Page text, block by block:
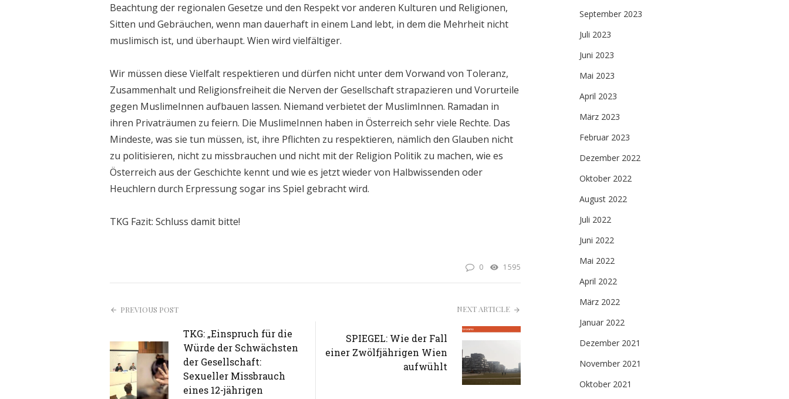
Beachtung der regionalen Gesetze und den Respekt vor anderen Kulturen und Religionen,
Sitten und Gebräuchen, wenn man dauerhaft in einem Land lebt, in dem die Mehrheit nicht
muslimisch ist, und überhaupt. Wien wird vielfältiger.
Wir müssen diese Vielfalt respektieren und dürfen nicht unter dem Vorwand von Toleranz,
Zusammenhalt und Religionsfreiheit die Nerven der Gesellschaft strapazieren und Vorurteile
gegen MuslimeInnen aufbauen lassen. Niemand verbietet der MuslimInnen. Ramadan in
ihren Privaträumen zu feiern. Die MuslimeInnen haben in Österreich sehr viele Rechte. Das
Mindeste, was sie tun müssen, ist, ihre Pflichten zu respektieren, nämlich den Glauben nicht
zu politisieren, nicht zu missbrauchen und nicht mit der Religion Politik zu machen, wie es
Österreich aus der Geschichte kennt und wie es jetzt wieder von Halbwissenden oder
Heuchlern durch Erpressung sogar ins Spiel gebracht wird.
TKG Fazit: Schluss damit bitte!
0 1595
PREVIOUS POST
TKG: „Einspruch für die
Würde der Schwächsten
der Gesellschaft:
Sexueller Missbrauch
eines 12-jährigen
NEXT ARTICLE
SPIEGEL: Wie der Fall
einer Zwölfjährigen Wien
aufwühlt
September 2023
Juli 2023
Juni 2023
Mai 2023
April 2023
März 2023
Februar 2023
Dezember 2022
Oktober 2022
August 2022
Juli 2022
Juni 2022
Mai 2022
April 2022
März 2022
Januar 2022
Dezember 2021
November 2021
Oktober 2021